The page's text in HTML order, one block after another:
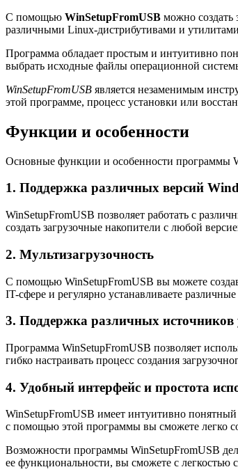
С помощью WinSetupFromUSB можно создать
различными Linux-дистрибутивами и
Программа обладает простым и интуитивно
выбрать исходные файлы операционной
WinSetupFromUSB является незаменимым
этой программе, процесс установки или
Функции и особенности
Основные функции и особенности программы
1. Поддержка различных версий
WinSetupFromUSB позволяет работать с
создать загрузочные накопители с любой
2. Мультизагрузочность
С помощью WinSetupFromUSB вы можете
IT-сфере и регулярно устанавливаете
3. Поддержка различных источников
Программа WinSetupFromUSB позволяет
гибко настраивать процесс создания
4. Удобный интерфейс и простота
WinSetupFromUSB имеет интуитивно
с помощью этой программы вы сможете легко
Возможности программы WinSetupFromUSB
ее функциональности, вы сможете с легкостью